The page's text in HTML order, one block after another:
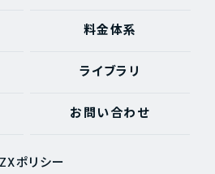
料金体系
ライブラリ
お問い合わせ
ポリシー